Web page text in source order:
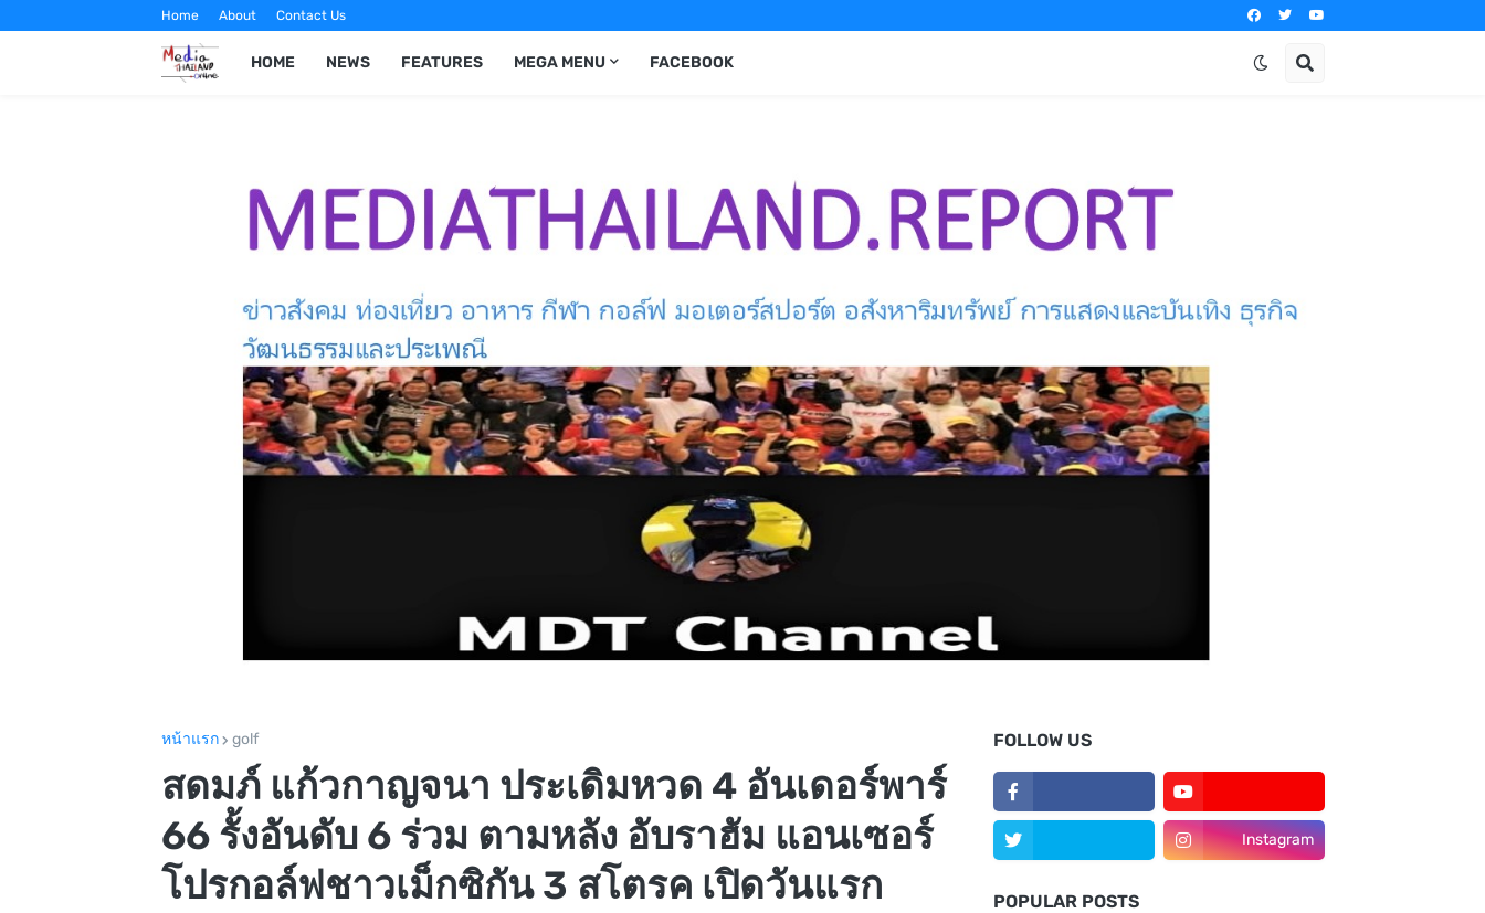
Home About Contact Us
HOME NEWS FEATURES MEGA MENU FACEBOOK
หน้าแรก golf
สดมภ์ แก้วกาญจนา ประเดิมหวด 4 อันเดอร์พาร์
66 รั้งอันดับ 6 ร่วม ตามหลัง อับราฮัม แอนเซอร์
โปรกอล์ฟชาวเม็กซิกัน 3 สโตรค เปิดวันแรก
FOLLOW US
Instagram
POPULAR POSTS